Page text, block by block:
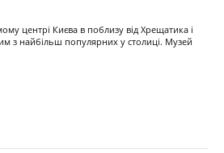
центрі Києва в поблизу від Хрещатика і
з найбільш популярних у столиці. Музей